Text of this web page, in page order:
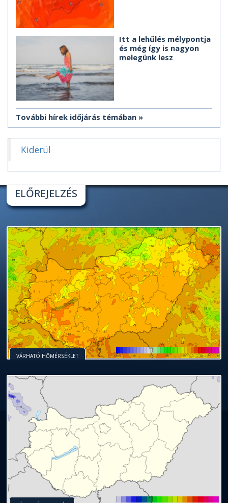
Itt a lehűlés mélypontja
és még így is nagyon
melegünk lesz
További hírek időjárás témában
Kiderül
ELŐREJELZÉS
VÁRHATÓ HŐMÉRSÉKLET